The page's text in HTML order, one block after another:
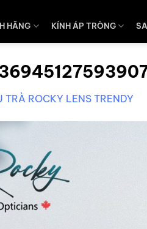
HÃNG KÍNH ÁP TRÒNG
ROCKY LENS TRENDY